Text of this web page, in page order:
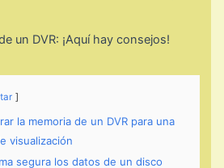
la memoria de un DVR para una
visualización
segura los datos de un disco